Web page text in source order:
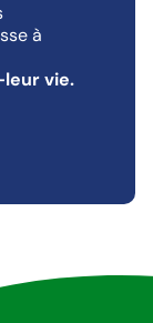
à
leur vie.